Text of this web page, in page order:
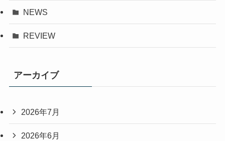
NEWS
REVIEW
アーカイブ
2026年7月
2026年6月